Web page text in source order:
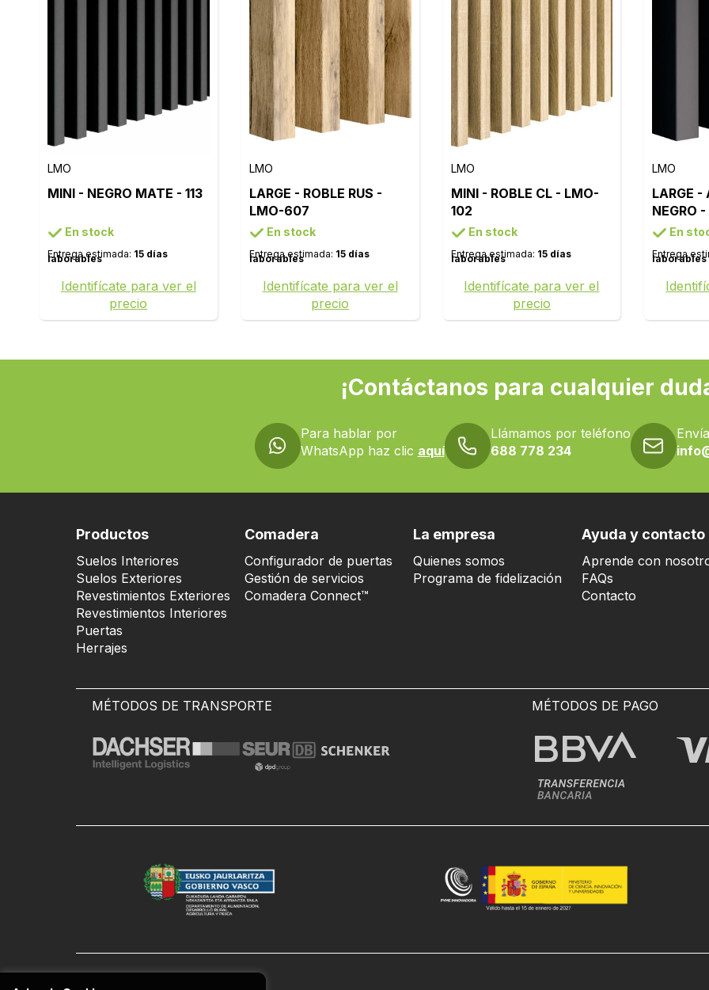
LMO
MINI - NEGRO MATE - 113
En stock
Entrega estimada: 15 días
laborables
Identifícate para ver el
precio
LMO
LARGE - ROBLE RUS -
LMO-607
En stock
Entrega estimada: 15 días
laborables
Identifícate para ver el
precio
LMO
MINI - ROBLE CL - LMO-
102
En stock
Entrega estimada: 15 días
laborables
Identifícate para ver el
precio
LMO
LARGE -
NEGRO
En
Entrega
laborables
¡Contáctanos para cualquier
Para hablar por
WhatsApp haz clic aquí
Llámamos por teléfono
688 778 234
Productos
Suelos Interiores
Suelos Exteriores
Revestimientos Exteriores
Revestimientos Interiores
Puertas
Herrajes
Comadera
Configurador de puertas
Gestión de servicios
Comadera Connect™
La empresa
Quienes somos
Programa de fidelización
Ayuda y contacto
Aprende con
FAQs
Contacto
MÉTODOS DE TRANSPORTE MÉTODOS DE PAGO